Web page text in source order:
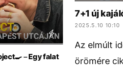
7+1 új
2025.5.10 10:10
Az elmúlt
örömére
– Egy falat